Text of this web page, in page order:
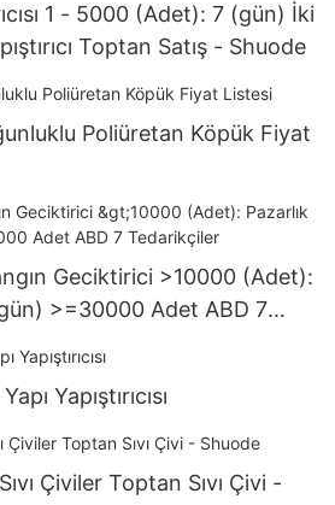
1 - 5000 (Adet): 7 (gün) İki
Toptan Satış - Shuode
Poliüretan Köpük Fiyat
Geciktirici >10000 (Adet):
>=30000 Adet ABD 7
Yapıştırıcısı
Çiviler Toptan Sıvı Çivi -